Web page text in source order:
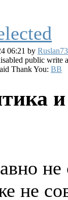
06:21 by Ruslan73
public write
Thank You: BB
не